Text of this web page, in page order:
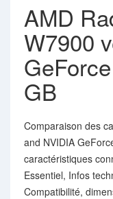
AMD
W7900
GB
Comparaison des
and NVIDIA
caractéristiques
Essentiel, Infos
Compatibilité,